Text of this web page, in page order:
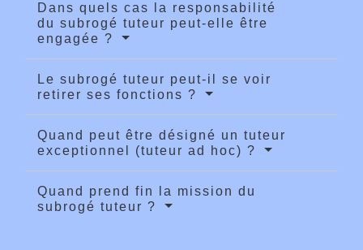
Dans quels cas la responsabilité
du subrogé tuteur peut-elle être
engagée ?
Le subrogé tuteur peut-il se voir
retirer ses fonctions ?
Quand peut être désigné un tuteur
exceptionnel (tuteur ad hoc) ?
Quand prend fin la mission du
subrogé tuteur ?